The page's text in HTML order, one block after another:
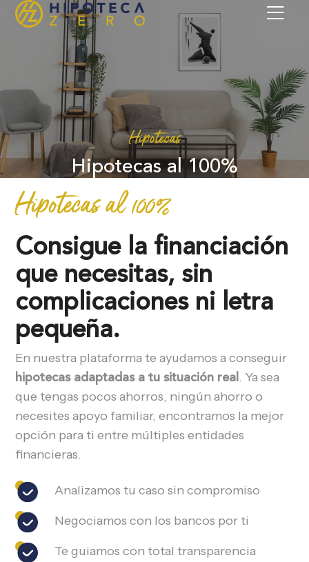
Hipotecas
Hipotecas al 100%
Hipotecas al 100%
Consigue la financiación
que necesitas, sin
complicaciones ni letra
pequeña.
En nuestra plataforma te ayudamos a conseguir
hipotecas adaptadas a tu situación real . Ya sea
que tengas pocos ahorros, ningún ahorro o
necesites apoyo familiar, encontramos la mejor
opción para ti entre múltiples entidades
financieras.
Analizamos tu caso sin compromiso
Negociamos con los bancos por ti
Te guiamos con total transparencia